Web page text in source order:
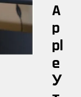
A
P
Pl
E
У